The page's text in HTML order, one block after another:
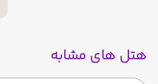
هتل های مشابه